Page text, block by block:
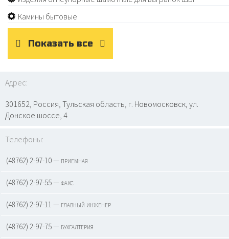
Камины бытовые
Показать все
Адрес:
301652, Россия, Тульская область, г. Новомосковск, ул.
Донское шоссе, 4
Телефоны:
(48762) 2-97-10 — приемная
(48762) 2-97-55 — факс
(48762) 2-97-11 — главный инженер
(48762) 2-97-75 — бухгалтерия